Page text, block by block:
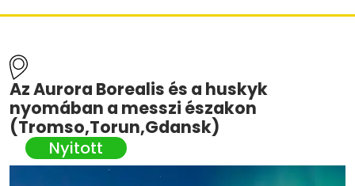
Az Aurora Borealis és a huskyk
nyomában a messzi északon
(Tromso,Torun,Gdansk)